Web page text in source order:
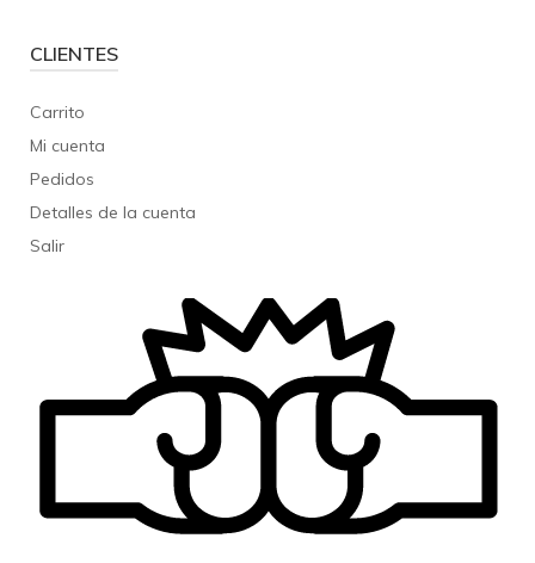
CLIENTES
Carrito
Mi cuenta
Pedidos
Detalles de la cuenta
Salir